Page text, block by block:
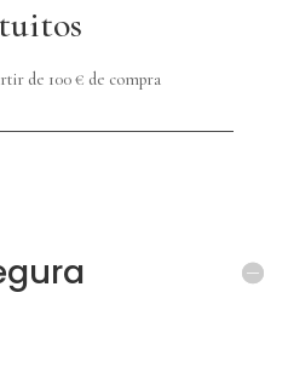
de 100 € de compra